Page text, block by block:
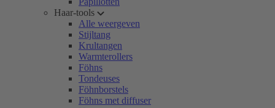
Haar-tools
Alle weergeven
Stijltang
Krultangen
Warmterollers
Föhns
Tondeuses
Föhnborstels
Föhns met diffuser